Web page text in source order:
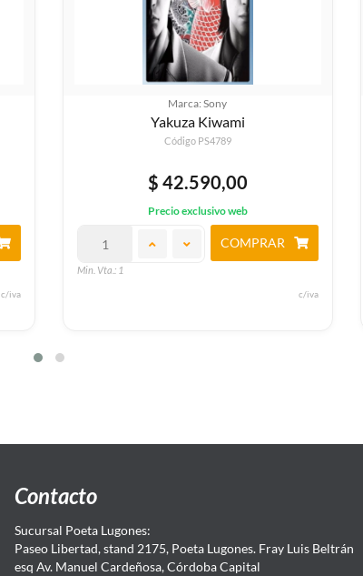
c/iva
Marca: Sony
Yakuza Kiwami
Código PS4789
$ 42.590,00
Precio exclusivo web
Min. Vta.: 1
COMPRAR
c/iva
Contacto
Sucursal Poeta Lugones:
Paseo Libertad, stand 2175, Poeta Lugones. Fray Luis Beltrán
esq Av. Manuel Cardeñosa, Córdoba Capital